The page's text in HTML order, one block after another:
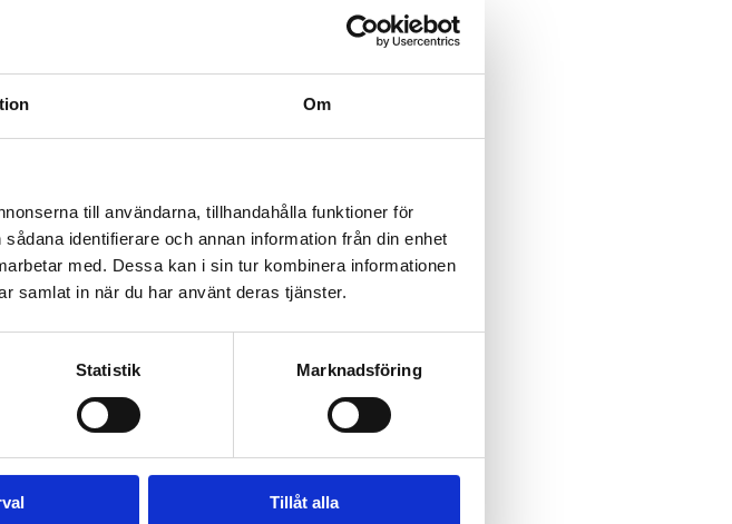
Om
till användarna, tillhandahålla funktioner för
identifierare och annan information från din enhet
med. Dessa kan i sin tur kombinera informationen
samlat in när du har använt deras tjänster.
Statistik Marknadsföring
Tillåt alla
, eller bussar som 1 och 2, med promenadavstånd
eftervård samt
en ultraljudsmottagning och en
2024 kan BB Stockholm även